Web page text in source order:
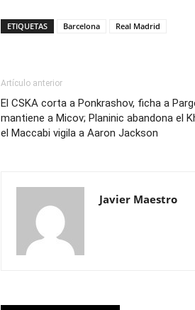
ETIQUETAS Barcelona Real Madrid
Artículo anterior
El CSKA corta a Ponkrashov, ficha a
mantiene a Micov; Planinic abandona el
el Maccabi vigila a Aaron Jackson
Javier Maestro